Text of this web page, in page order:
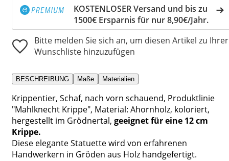
KOSTENLOSER Versand und bis zu
1500€ Ersparnis für nur 8,90€/Jahr.
Bitte melden Sie sich an, um diesen Artikel zu Ihrer
Wunschliste hinzuzufügen
BESCHREIBUNG Maße Materialien
Krippentier, Schaf, nach vorn schauend, Produktlinie
"Mahlknecht Krippe", Material: Ahornholz, koloriert,
hergestellt im Grödnertal, geeignet für eine 12 cm
Krippe.
Diese elegante Statuette wird von erfahrenen
Handwerkern in Gröden aus Holz handgefertigt.